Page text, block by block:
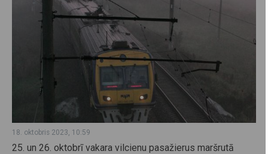
18. oktobris 2023, 10:59
25. un 26. oktobrī vakara vilcienu pasažierus maršrutā